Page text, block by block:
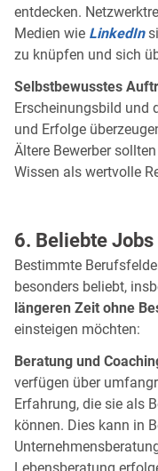
entdecken.
Medien wie LinkedIn
zu knüpfen und sich
Selbstbewusstes
Erscheinungsbild und
und Erfolge
Ältere Bewerber
Wissen als wertvolle
6. Beliebte
Bestimmte
besonders beliebt,
längeren Zeit ohne
einsteigen möchten:
Beratung und
verfügen über
Erfahrung, die sie als
können. Dies kann in
Lebensberatung